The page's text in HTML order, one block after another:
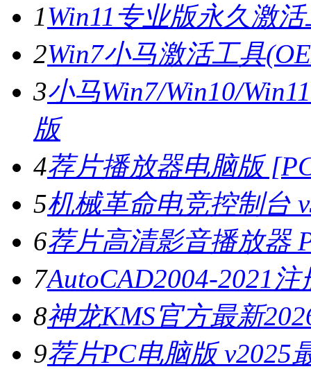
1Win11专业版永久激
2Win7小马激活工具
3小马Win7/Win10/
版
4荐片播放器电脑版
5机械革命电竞控制台
6荐片高清影音播放器
7AutoCAD2004-2021
8神龙KMS官方最新
9荐片PC电脑版 v2025